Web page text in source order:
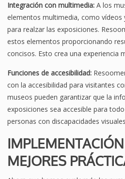
Integración con multimedia: A los
elementos multimedia, como vídeos
para realzar las exposiciones.
estos elementos proporcionando
concisos. Esto crea una experiencia
Funciones de accesibilidad:
con la accesibilidad para visitantes
museos pueden garantizar que la
exposiciones sea accesible para
personas con discapacidades
MEJORES